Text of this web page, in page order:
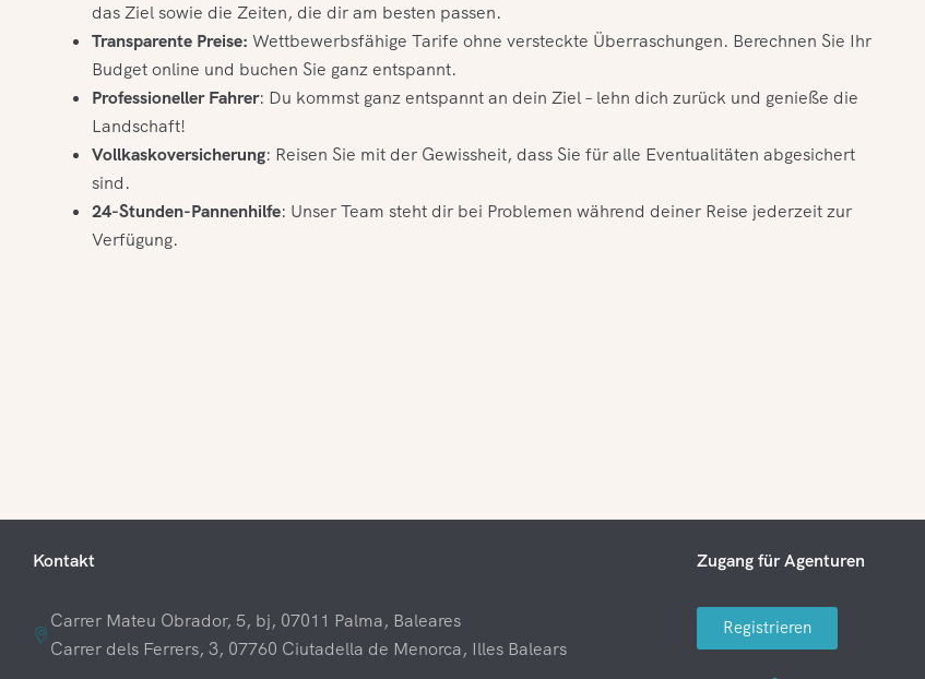
das Ziel sowie die Zeiten, die dir am besten passen.
Transparente Preise: Wettbewerbsfähige Tarife ohne versteckte Überraschungen. Berechnen Sie Ihr
Budget online und buchen Sie ganz entspannt.
Professioneller Fahrer: Du kommst ganz entspannt an dein Ziel – lehn dich zurück und genieße die
Landschaft!
Vollkaskoversicherung: Reisen Sie mit der Gewissheit, dass Sie für alle Eventualitäten abgesichert
sind.
24-Stunden-Pannenhilfe: Unser Team steht dir bei Problemen während deiner Reise jederzeit zur
Verfügung.
Kontakt
Carrer Mateu Obrador, 5, bj, 07011 Palma, Baleares
Carrer dels Ferrers, 3, 07760 Ciutadella de Menorca, Illes Balears
Zugang für Agenturen
Registrieren